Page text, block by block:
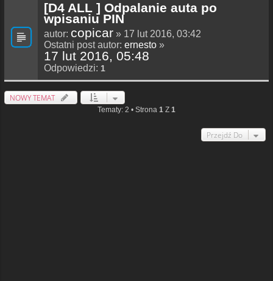
[D4 ALL ] Odpalanie auta po
wpisaniu PIN
autor: copicar » 17 lut 2016, 03:42
Ostatni post autor: ernesto »
17 lut 2016, 05:48
Odpowiedzi: 1
NOWY TEMAT
Tematy: 2 • Strona 1 Z 1
Przejdź Do